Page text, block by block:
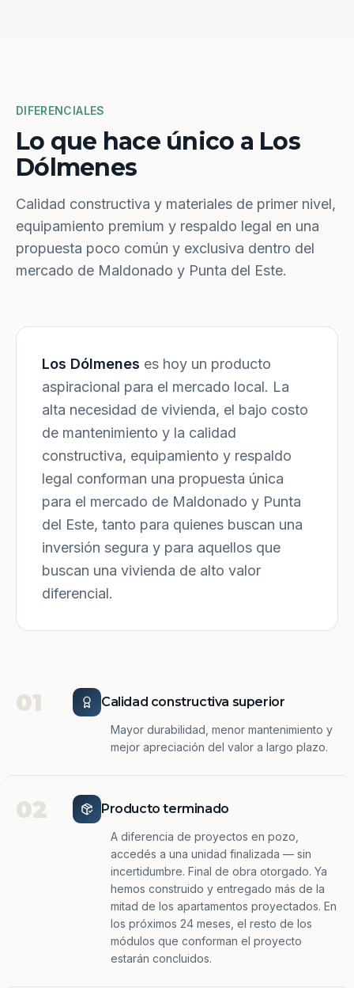
DIFERENCIALES
Lo que hace único a Los
Dólmenes
Calidad constructiva y materiales de primer nivel,
equipamiento premium y respaldo legal en una
propuesta poco común y exclusiva dentro del
mercado de Maldonado y Punta del Este.
Los Dólmenes es hoy un producto
aspiracional para el mercado local. La
alta necesidad de vivienda, el bajo costo
de mantenimiento y la calidad
constructiva, equipamiento y respaldo
legal conforman una propuesta única
para el mercado de Maldonado y Punta
del Este, tanto para quienes buscan una
inversión segura y para aquellos que
buscan una vivienda de alto valor
diferencial.
01 Calidad constructiva superior
Mayor durabilidad, menor mantenimiento y
mejor apreciación del valor a largo plazo.
02 Producto terminado
A diferencia de proyectos en pozo,
accedés a una unidad finalizada — sin
incertidumbre. Final de obra otorgado. Ya
hemos construido y entregado más de la
mitad de los apartamentos proyectados. En
los próximos 24 meses, el resto de los
módulos que conforman el proyecto
estarán concluidos.